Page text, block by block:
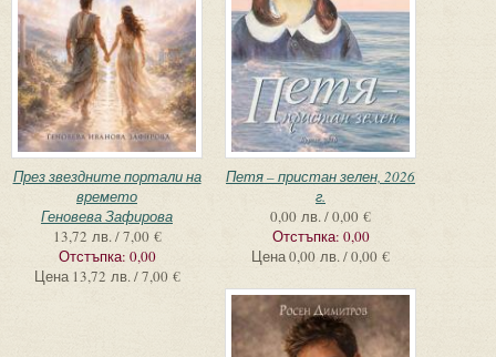
През звездните портали на
времето
Геновева Зафирова
13,72 лв. / 7,00 €
Отстъпка: 0,00
Цена 13,72 лв. / 7,00 €
Петя – пристан зелен, 2026
г.
0,00 лв. / 0,00 €
Отстъпка: 0,00
Цена0,00 лв. / 0,00 €